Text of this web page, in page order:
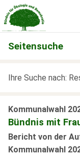
Seitensuche
Ihre Suche nach:
Kommunalwahl
Bündnis mit
Bericht von der
Kommunalwahl